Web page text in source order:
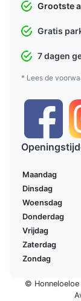
Grootste
Gratis
7 dagen
* Lees de
Maandag
Dinsdag
Woensdag
Donderdag
Vrijdag
Zaterdag
Zondag
©